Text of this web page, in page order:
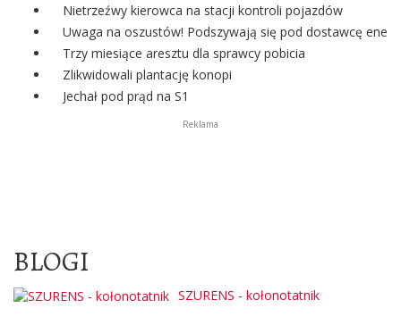
Nietrzeźwy kierowca na stacji kontroli pojazdów
Uwaga na oszustów! Podszywają się pod dostawcę
Trzy miesiące aresztu dla sprawcy pobicia
Zlikwidowali plantację konopi
Jechał pod prąd na S1
Reklama
BLOGI
SZURENS - kołonotatnik